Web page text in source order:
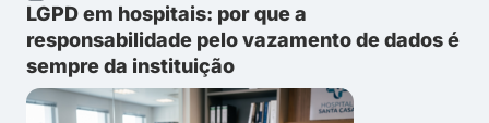
LGPD em hospitais: por que a
responsabilidade pelo vazamento de dados é
sempre da instituição